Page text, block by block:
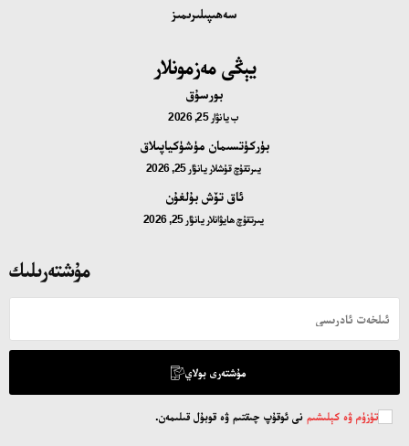
سەھىپىلىرىمىز
يېڭى مەزمونلار
بورسۇق
بيانۋار 25, 2026
بۈركۈتسىمان مۈشۈكياپىلاق
يىرتقۇچ قۇشلار يانۋار 25, 2026
ئاق تۆش بۇلغۇن
يىرتقۇچ ھايۋانلار يانۋار 25, 2026
مۇشتەرىلىك
مۇشتەرى بولاي
تۈزۈم ۋە كېلىشىم نى ئوقۇپ چىقتىم ۋە قوبۇل قىلىمەن.